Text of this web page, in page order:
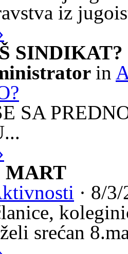
iz
SINDIKAT?
in
SA
MART
· 8/
srećan